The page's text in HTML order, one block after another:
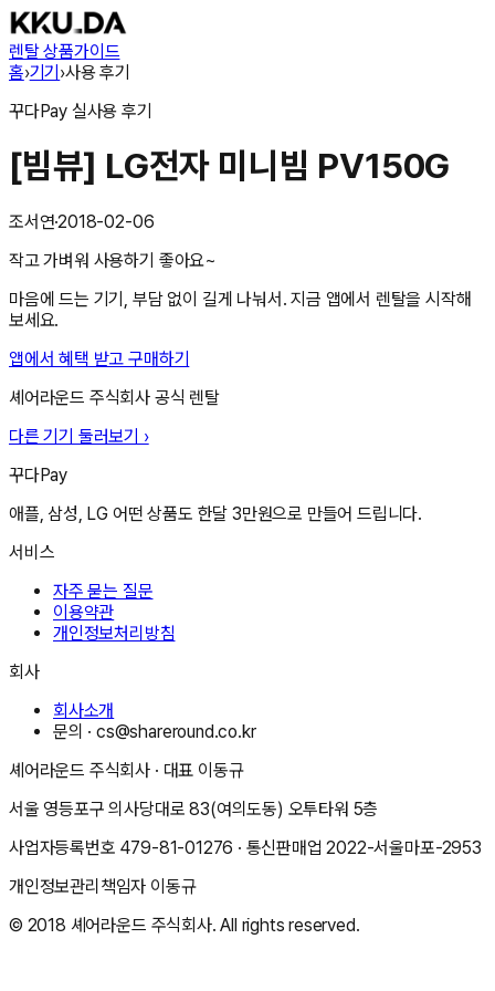
렌탈 상품가이드
홈›기기›사용 후기
꾸다Pay 실사용 후기
[빔뷰] LG전자 미니빔 PV150G
조서연·2018-02-06
작고 가벼워 사용하기 좋아요~
마음에 드는 기기, 부담 없이 길게 나눠서. 지금 앱에서 렌탈을 시작해
보세요.
앱에서 혜택 받고 구매하기
셰어라운드 주식회사 공식 렌탈
다른 기기 둘러보기 ›
꾸다Pay
애플, 삼성, LG 어떤 상품도 한달 3만원으로 만들어 드립니다.
서비스
자주 묻는 질문
이용약관
개인정보처리방침
회사
회사소개
문의 ·cs@shareround.co.kr
셰어라운드 주식회사 · 대표 이동규
서울 영등포구 의사당대로 83(여의도동) 오투타워 5층
사업자등록번호 479-81-01276 · 통신판매업2022-서울마포-2953
개인정보관리책임자 이동규
© 2018 셰어라운드 주식회사. All rights reserved.